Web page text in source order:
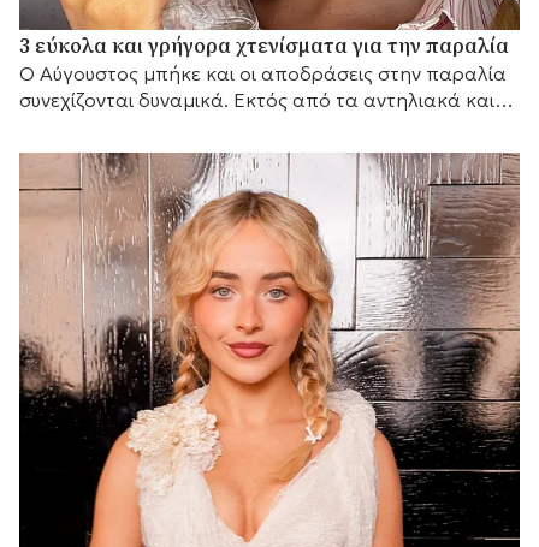
3 εύκολα και γρήγορα χτενίσματα για την παραλία
Ο Αύγουστος μπήκε και οι αποδράσεις στην παραλία
συνεχίζονται δυναμικά. Εκτός από τα αντηλιακά και